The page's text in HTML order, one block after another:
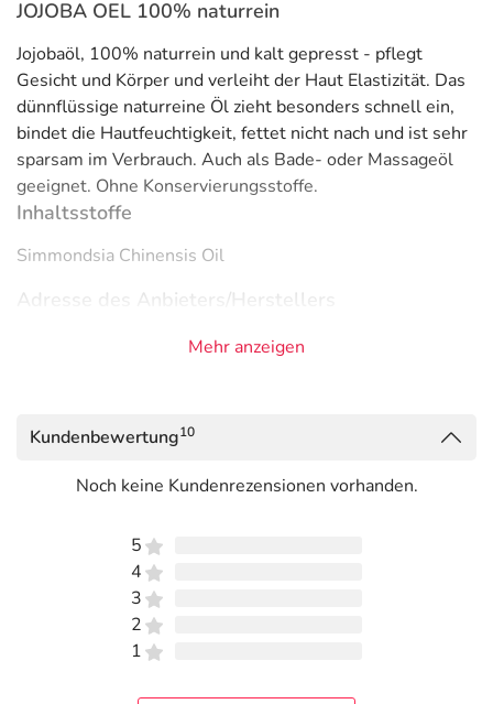
JOJOBA OEL 100% naturrein
Jojobaöl, 100% naturrein und kalt gepresst - pflegt
Gesicht und Körper und verleiht der Haut Elastizität. Das
dünnflüssige naturreine Öl zieht besonders schnell ein,
bindet die Hautfeuchtigkeit, fettet nicht nach und ist sehr
sparsam im Verbrauch. Auch als Bade- oder Massageöl
geeignet. Ohne Konservierungsstoffe.
Inhaltsstoffe
Simmondsia Chinensis Oil
Adresse des Anbieters/Herstellers
elektronische Adresse: https://medesign.de/ |
Mehr anzeigen
Kundenbewertung10
Noch keine Kundenrezensionen vorhanden.
5
4
3
2
1